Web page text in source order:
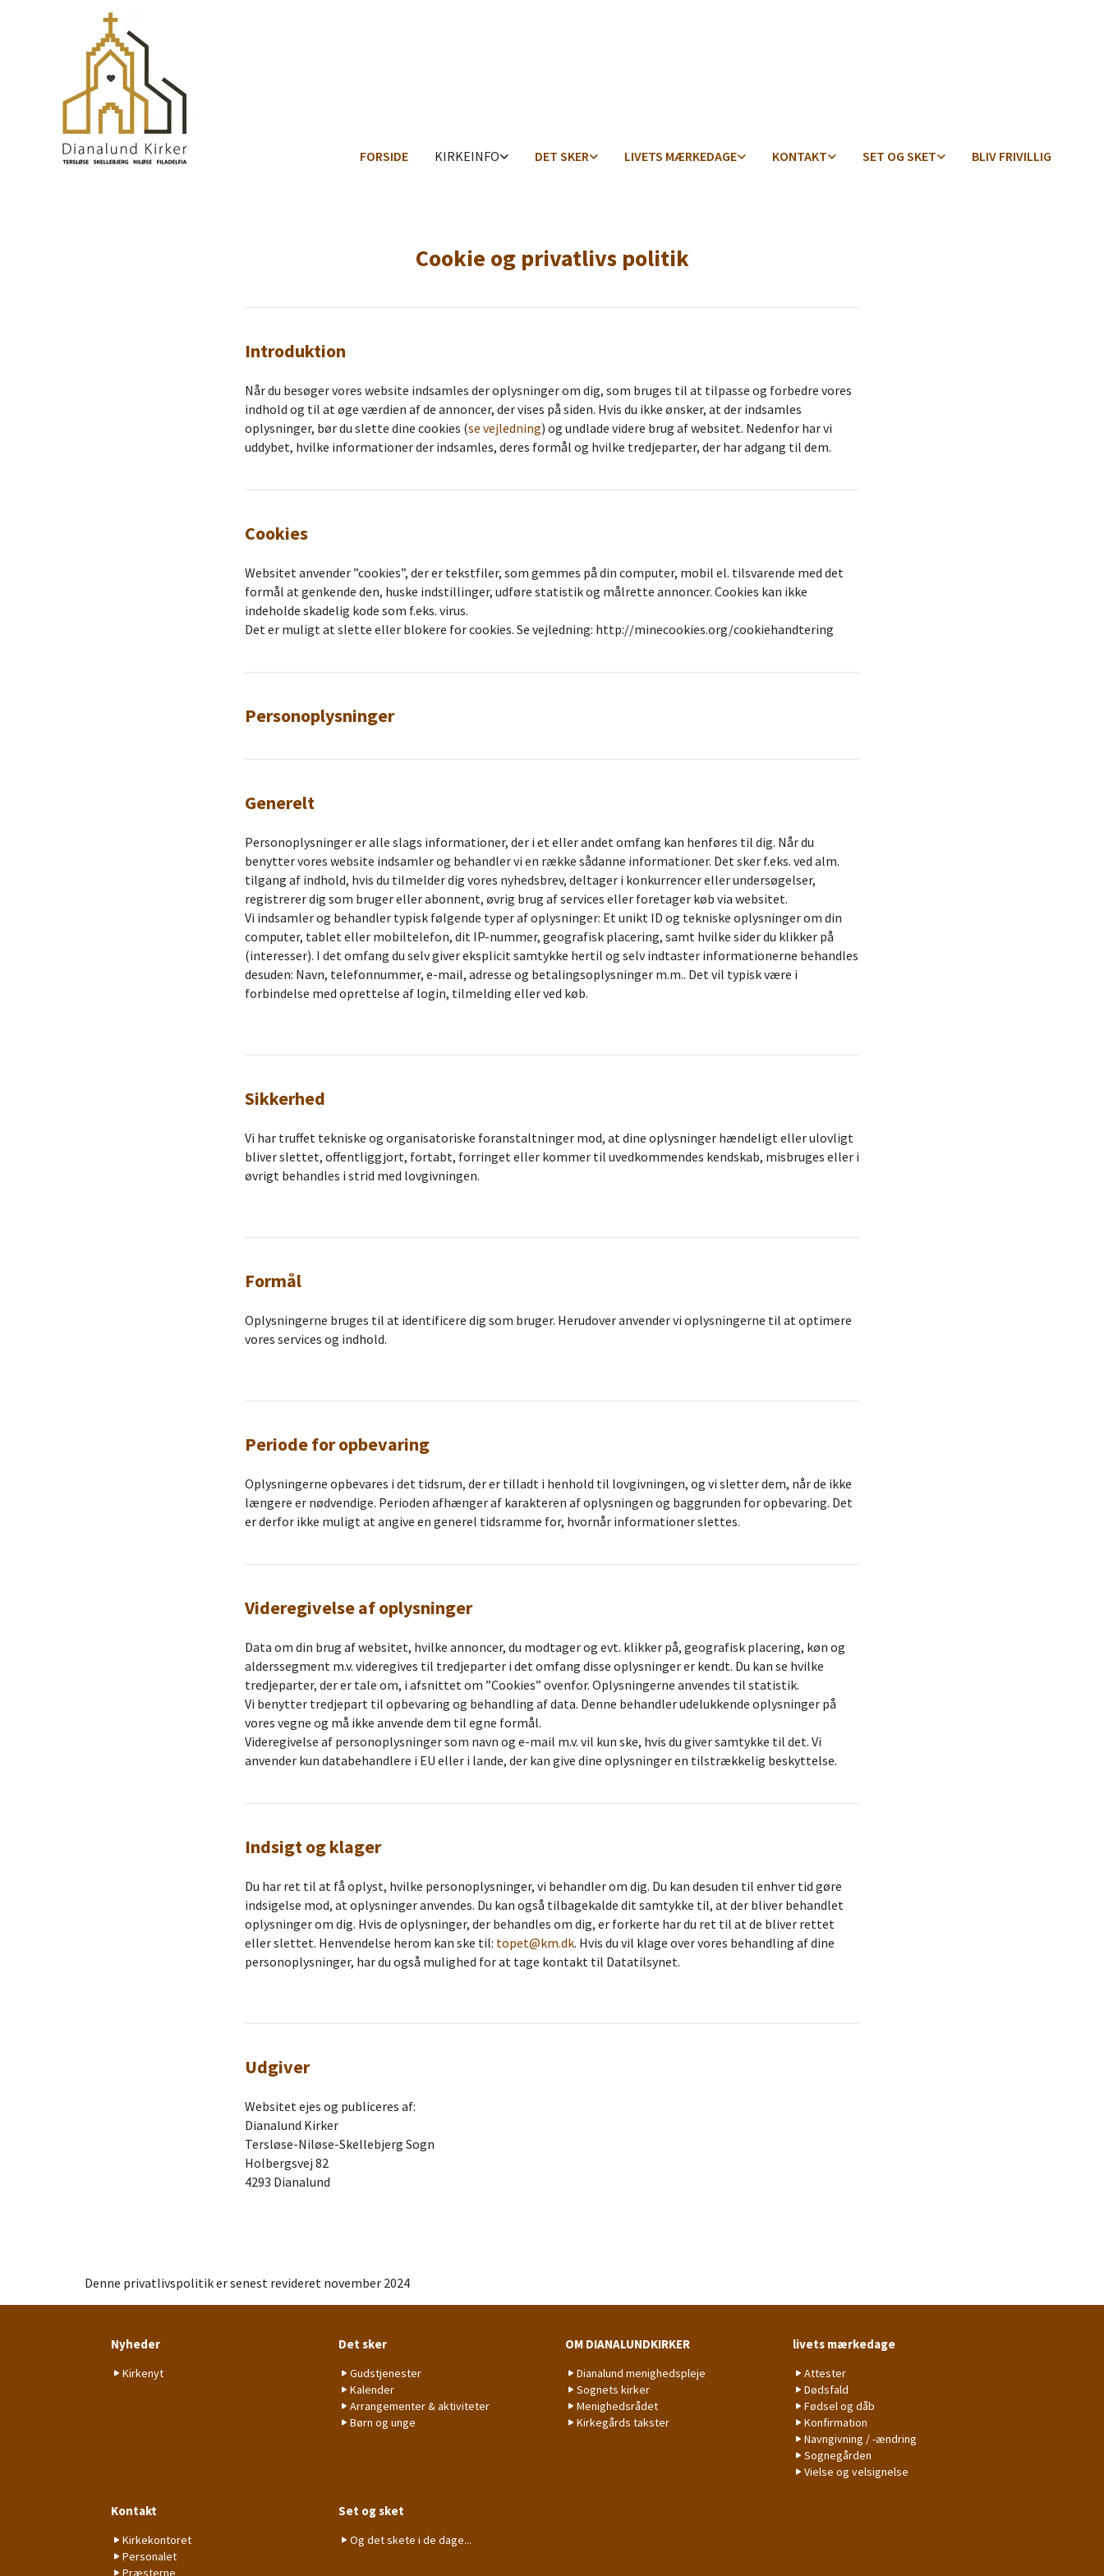
FORSIDE KIRKEINFO DET SKER LIVETS MÆRKEDAGE KONTAKT SET OG SKET BLIV FRIVILLIG
Cookie og privatlivs politik
Introduktion
Når du besøger vores website indsamles der oplysninger om dig, som bruges til at tilpasse og forbedre vores
indhold og til at øge værdien af de annoncer, der vises på siden. Hvis du ikke ønsker, at der indsamles
oplysninger, bør du slette dine cookies (se vejledning) og undlade videre brug af websitet. Nedenfor har vi
uddybet, hvilke informationer der indsamles, deres formål og hvilke tredjeparter, der har adgang til dem.
Cookies
Websitet anvender ”cookies”, der er tekstfiler, som gemmes på din computer, mobil el. tilsvarende med det
formål at genkende den, huske indstillinger, udføre statistik og målrette annoncer. Cookies kan ikke
indeholde skadelig kode som f.eks. virus.
Det er muligt at slette eller blokere for cookies. Se vejledning: http://minecookies.org/cookiehandtering
Personoplysninger
Generelt
Personoplysninger er alle slags informationer, der i et eller andet omfang kan henføres til dig. Når du
benytter vores website indsamler og behandler vi en række sådanne informationer. Det sker f.eks. ved alm.
tilgang af indhold, hvis du tilmelder dig vores nyhedsbrev, deltager i konkurrencer eller undersøgelser,
registrerer dig som bruger eller abonnent, øvrig brug af services eller foretager køb via websitet.
Vi indsamler og behandler typisk følgende typer af oplysninger: Et unikt ID og tekniske oplysninger om din
computer, tablet eller mobiltelefon, dit IP-nummer, geografisk placering, samt hvilke sider du klikker på
(interesser). I det omfang du selv giver eksplicit samtykke hertil og selv indtaster informationerne behandles
desuden: Navn, telefonnummer, e-mail, adresse og betalingsoplysninger m.m.. Det vil typisk være i
forbindelse med oprettelse af login, tilmelding eller ved køb.
Sikkerhed
Vi har truffet tekniske og organisatoriske foranstaltninger mod, at dine oplysninger hændeligt eller ulovligt
bliver slettet, offentliggjort, fortabt, forringet eller kommer til uvedkommendes kendskab, misbruges eller i
øvrigt behandles i strid med lovgivningen.
Formål
Oplysningerne bruges til at identificere dig som bruger. Herudover anvender vi oplysningerne til at optimere
vores services og indhold.
Periode for opbevaring
Oplysningerne opbevares i det tidsrum, der er tilladt i henhold til lovgivningen, og vi sletter dem, når de ikke
længere er nødvendige. Perioden afhænger af karakteren af oplysningen og baggrunden for opbevaring. Det
er derfor ikke muligt at angive en generel tidsramme for, hvornår informationer slettes.
Videregivelse af oplysninger
Data om din brug af websitet, hvilke annoncer, du modtager og evt. klikker på, geografisk placering, køn og
alderssegment m.v. videregives til tredjeparter i det omfang disse oplysninger er kendt. Du kan se hvilke
tredjeparter, der er tale om, i afsnittet om ”Cookies” ovenfor. Oplysningerne anvendes til statistik.
Vi benytter tredjepart til opbevaring og behandling af data. Denne behandler udelukkende oplysninger på
vores vegne og må ikke anvende dem til egne formål.
Videregivelse af personoplysninger som navn og e-mail m.v. vil kun ske, hvis du giver samtykke til det. Vi
anvender kun databehandlere i EU eller i lande, der kan give dine oplysninger en tilstrækkelig beskyttelse.
Indsigt og klager
Du har ret til at få oplyst, hvilke personoplysninger, vi behandler om dig. Du kan desuden til enhver tid gøre
indsigelse mod, at oplysninger anvendes. Du kan også tilbagekalde dit samtykke til, at der bliver behandlet
oplysninger om dig. Hvis de oplysninger, der behandles om dig, er forkerte har du ret til at de bliver rettet
eller slettet. Henvendelse herom kan ske til: topet@km.dk. Hvis du vil klage over vores behandling af dine
personoplysninger, har du også mulighed for at tage kontakt til Datatilsynet.
Udgiver
Websitet ejes og publiceres af:
Dianalund Kirker
Tersløse-Niløse-Skellebjerg Sogn
Holbergsvej 82
4293 Dianalund
Denne privatlivspolitik er senest revideret november 2024
Nyheder
Kirkenyt
Det sker
Gudstjenester
Kalender
Arrangementer & aktiviteter
Børn og unge
OM DIANALUNDKIRKER
Dianalund menighedspleje
Sognets kirker
Menighedsrådet
Kirkegårds takster
livets mærkedage
Attester
Dødsfald
Fødsel og dåb
Konfirmation
Navngivning / -ændring
Sognegården
Vielse og velsignelse
Kontakt
Kirkekontoret
Personalet
Præsterne
Set og sket
Og det skete i de dage...